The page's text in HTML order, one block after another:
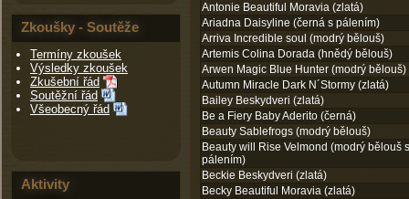
Zkoušky - Soutěže
Termíny zkoušek
Výsledky zkoušek
Zkušební řád
Soutěžní řád
Všeobecný řád
Aktivity
Antonie Beautiful Moravia (zlatá)
Ariadna Daisyline (černá s pálením)
Arriva Incredible soul (modrý bělouš)
Artemis Colina Dorada (hnědý bělouš)
Arwen Magic Blue Hunter (modrý bělouš)
Autumn Miracle Dark N´Stormy (zlatá)
Bailey Beskydveri (zlatá)
Be a Fiery Baby Aderito (černá)
Beauty Sablefrogs (modrý bělouš)
Beauty will Rise Velmond (modrý bělouš s
pálením)
Beckie Beskydveri (zlatá)
Becky Beautiful Moravia (zlatá)